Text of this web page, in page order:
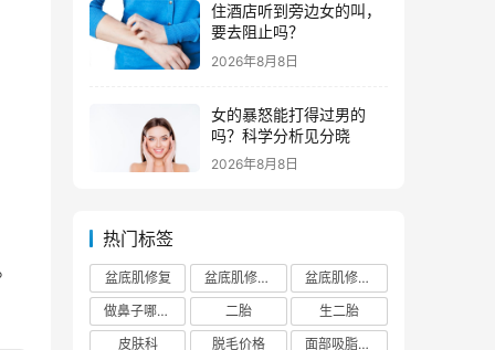
住酒店听到旁边女的叫，
要去阻止吗？
2026年8月8日
女的暴怒能打得过男的
吗？科学分析见分晓
2026年8月8日
热门标签
盆底肌修复 盆底肌修复医院排行榜
盆底肌修复多少钱
做鼻子哪个正规医院比较出名
二胎
生二胎
皮肤科
脱毛价格
面部吸脂费用